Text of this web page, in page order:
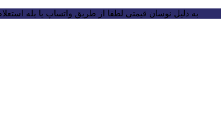
به دلیل نوسان قیمتی لطفا از طریق واتساپ یا بله